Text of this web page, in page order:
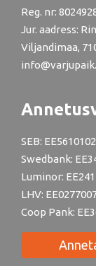
Reg. nr:
Jur. aadress:
Viljandimaa,
SEB:
Swedbank:
Luminor:
LHV:
Coop Pank: